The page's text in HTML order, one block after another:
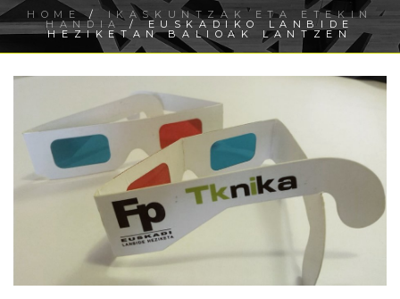
HOME/IKASKUNTZAK ETA ETEKIN
HANDIA / EUSKADIKO LANBIDE
HEZIKETAN BALIOAK LANTZEN